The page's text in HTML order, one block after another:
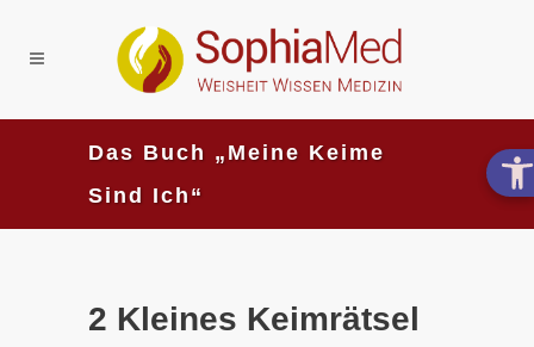
Das Buch „Meine Keime
Sind Ich“
2 Kleines Keimrätsel